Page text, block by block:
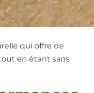
qui offre de
en étant sans